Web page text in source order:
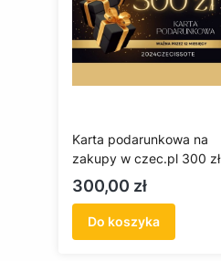
Karta podarunkowa na
zakupy w czec.pl 300 zł
Cena
300,00 zł
Do koszyka